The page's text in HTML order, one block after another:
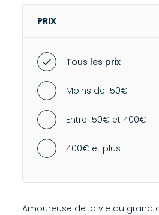
PRIX
Tous les prix
Moins de 150€
Entre 150€ et 400€
400€ et plus
Amoureuse de la vie au grand